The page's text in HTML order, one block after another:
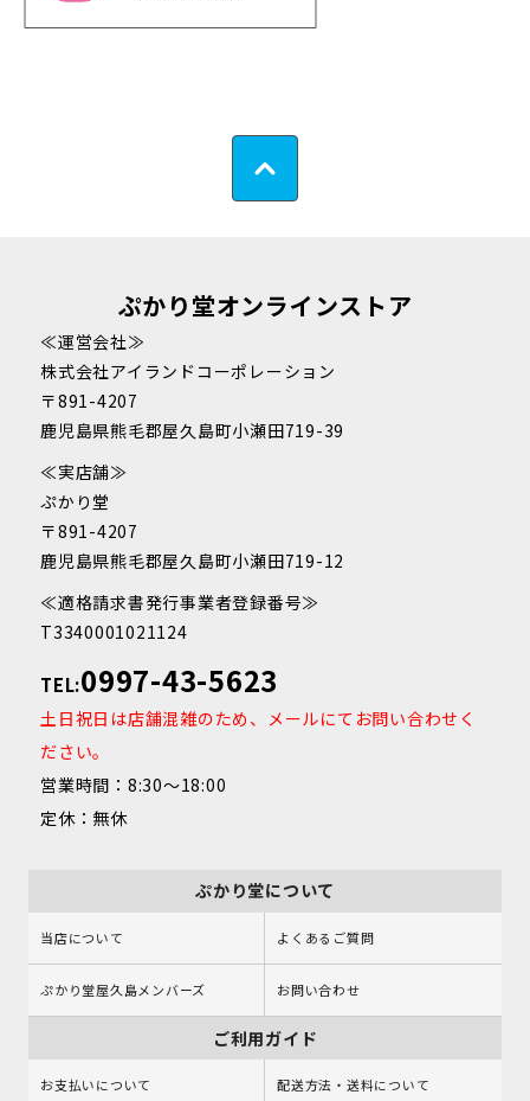
ぷかり堂オンラインストア
≪運営会社≫
株式会社アイランドコーポレーション
〒891-4207
鹿児島県熊毛郡屋久島町小瀬田719-39
≪実店舗≫
ぷかり堂
〒891-4207
鹿児島県熊毛郡屋久島町小瀬田719-12
≪適格請求書発行事業者登録番号≫
T3340001021124
TEL:0997-43-5623
土日祝日は店舗混雑のため、メールにてお問い合わせく
ださい。
営業時間：8:30～18:00
定休：無休
ぷかり堂について
当店について よくあるご質問
ぷかり堂屋久島メンバーズ お問い合わせ
ご利用ガイド
お支払いについて 配送方法・送料について